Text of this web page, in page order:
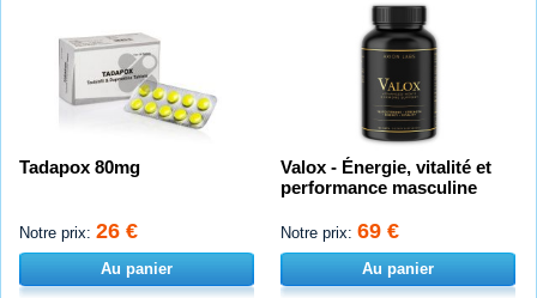
Tadapox 80mg
Notre prix: 26 €
Au panier
Valox - Énergie, vitalité et
performance masculine
Notre prix: 69 €
Au panier